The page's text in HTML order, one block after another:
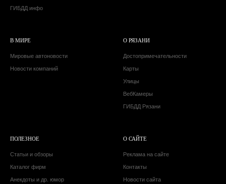
ГИБДД инфо
В МИРЕ
Мировые автоновости
Новости компаний
О РЯЗАНИ
Достопримечательности
Карты
Улицы
ВебКамеры
ГИБДД Рязани
ПОЛЕЗНОЕ
Статьи и обзоры
Каталог фирм
Анекдоты и др. юмор
О САЙТЕ
Реклама на сайте
Контакты
Новости сайта